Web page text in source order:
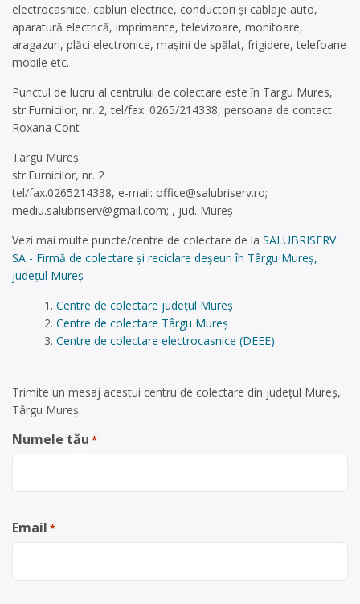
electrocasnice, cabluri electrice, conductori și cablaje auto,
aparatură electrică, imprimante, televizoare, monitoare,
aragazuri, plăci electronice, mașini de spălat, frigidere, telefoane
mobile etc.
Punctul de lucru al centrului de colectare este în Targu Mures,
str.Furnicilor, nr. 2, tel/fax. 0265/214338, persoana de contact:
Roxana Cont
Targu Mureș
str.Furnicilor, nr. 2
tel/fax.0265214338, e-mail: office@salubriserv.ro;
mediu.salubriserv@gmail.com; , jud. Mureș
Vezi mai multe puncte/centre de colectare de la SALUBRISERV
SA - Firmă de colectare și reciclare deșeuri în Târgu Mureș,
județul Mureș
Centre de colectare județul Mureș
Centre de colectare Târgu Mureș
Centre de colectare electrocasnice (DEEE)
Trimite un mesaj acestui centru de colectare din județul Mureș,
Târgu Mureș
Numele tău *
Email *